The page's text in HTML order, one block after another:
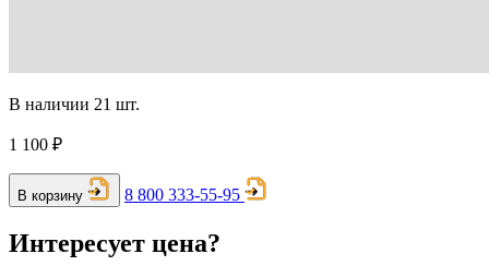
В наличии 21 шт.
1 100 ₽
В корзину 8 800 333-55-95
Интересует цена?